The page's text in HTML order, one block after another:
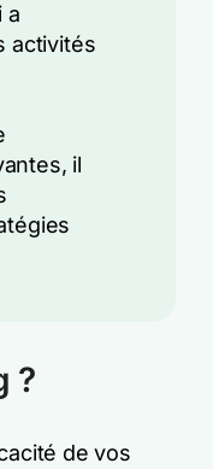
a
activités
il
?
de vos